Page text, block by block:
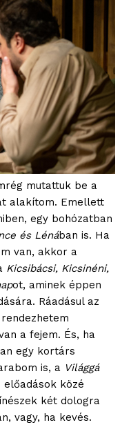
mutattuk be a
alakítom. Emellett
egy bohózatban
és Lénában is. Ha
van, akkor a
Kicsibácsi, Kicsinéni,
ot, aminek éppen
Ráadásul az
a fejem. És, ha
egy kortárs
is, a Világgá
közé
két dologra
vagy, ha kevés.